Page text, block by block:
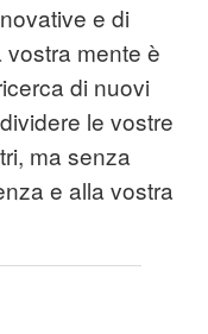
e di
mente è
di nuovi
le vostre
ma senza
e alla vostra